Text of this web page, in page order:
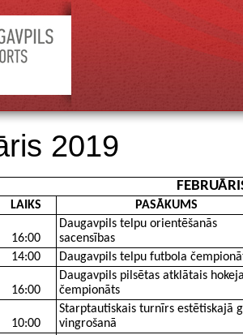
2019
LAIKS PASĀKUMS
16:00
Daugavpils telpu orientēšanās
sacensības
14:00 Daugavpils telpu futbola
16:00
Daugavpils pilsētas atklātais
čempionāts
10:00
Starptautiskais turnīrs estētiskajā
vingrošanā